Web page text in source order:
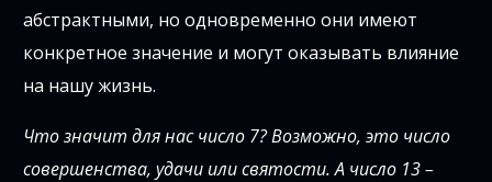
абстрактными, но одновременно они имеют
конкретное значение и могут оказывать влияние
на нашу жизнь.
Что значит для нас число 7? Возможно, это число
совершенства, удачи или святости. А число 13 –